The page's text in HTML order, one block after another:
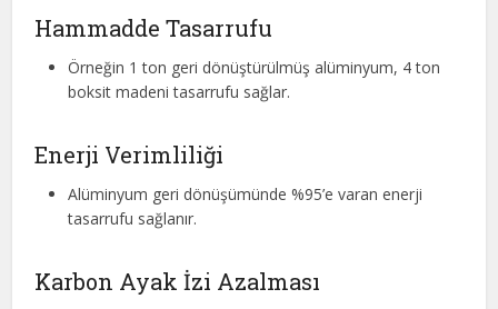
Hammadde Tasarrufu
Örneğin 1 ton geri dönüştürülmüş alüminyum, 4 ton
boksit madeni tasarrufu sağlar.
Enerji Verimliliği
Alüminyum geri dönüşümünde %95’e varan enerji
tasarrufu sağlanır.
Karbon Ayak İzi Azalması